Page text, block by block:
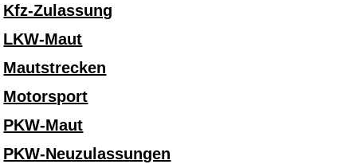
Kfz-Zulassung
LKW-Maut
Mautstrecken
Motorsport
PKW-Maut
PKW-Neuzulassungen